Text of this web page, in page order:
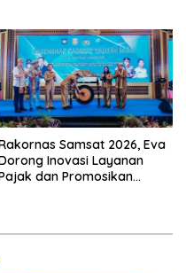
Samsat 2026, Eva
Inovasi Layanan
dan Promosikan